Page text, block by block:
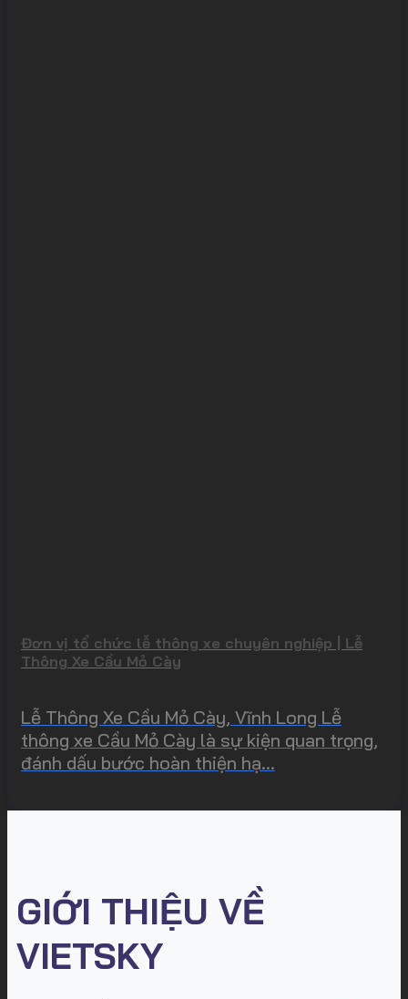
Đơn vị tổ chức lễ thông xe chuyên nghiệp | Lễ
Thông Xe Cầu Mỏ Cày
Lễ Thông Xe Cầu Mỏ Cày, Vĩnh Long Lễ
thông xe Cầu Mỏ Cày là sự kiện quan trọng,
đánh dấu bước hoàn thiện hạ...
GIỚI THIỆU VỀ
VIETSKY